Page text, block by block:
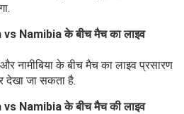
vs Namibia के बीच मैच का लाइव
नामीबिया के बीच मैच का लाइव प्रसारण
देखा जा सकता है.
vs Namibia के बीच मैच की लाइव